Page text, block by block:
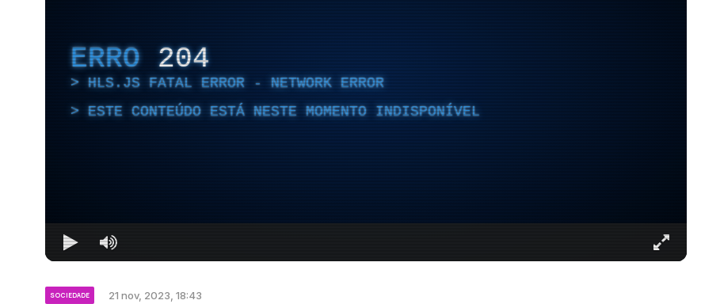
ERRO 204
HLS.JS FATAL ERROR - NETWORK ERROR
ESTE CONTEÚDO ESTÁ NESTE MOMENTO INDISPONÍVEL
SOCIEDADE 21 nov, 2023, 18:43